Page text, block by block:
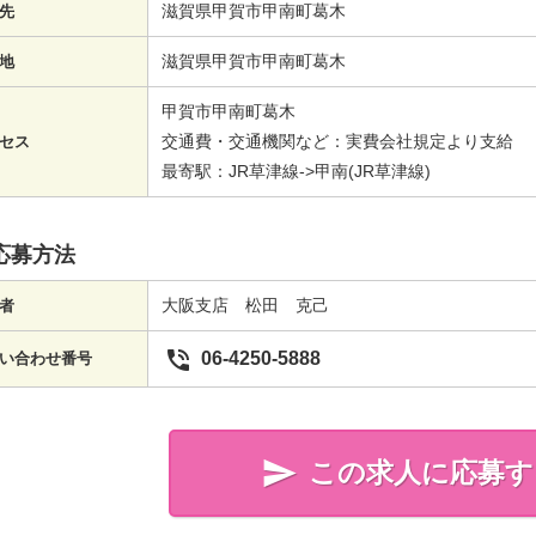
滋賀県甲賀市甲南町葛木
滋賀県甲賀市甲南町葛木
ス
甲賀市甲南町葛木
交通費・交通機関など：実費会社規定より支給
最寄駅：JR草津線->甲南(JR草津線)
募方法
大阪支店 松田 克己
合わせ番号  06-4250-5888
 この求人に応募